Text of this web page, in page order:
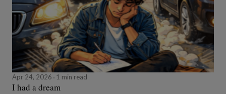
Apr 24, 2026 1 min read
I had a dream